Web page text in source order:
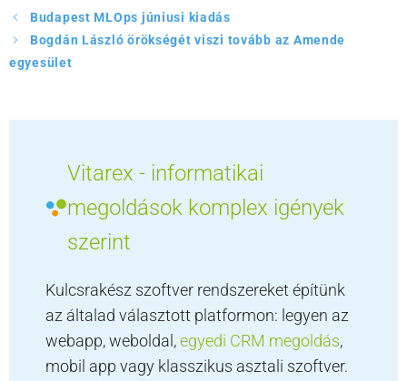
Budapest MLOps júniusi kiadás
Bogdán László örökségét viszi tovább az Amende
egyesület
Vitarex - informatikai
megoldások komplex igények
szerint
Kulcsrakész szoftver rendszereket építünk
az általad választott platformon: legyen az
webapp, weboldal,egyedi CRM megoldás,
mobil app vagy klasszikus asztali szoftver.